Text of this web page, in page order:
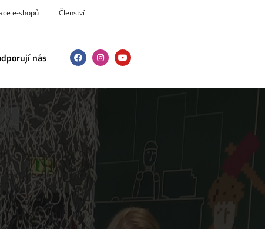
e-shopů Členství
nás